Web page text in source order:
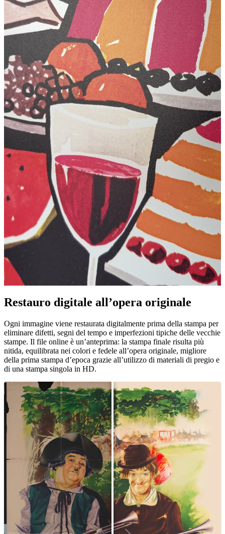
Restauro digitale all’opera originale
Ogni immagine viene restaurata digitalmente prima della stampa per
eliminare difetti, segni del tempo e imperfezioni tipiche delle vecchie
stampe. Il file online è un’anteprima: la stampa finale risulta più
nitida, equilibrata nei colori e fedele all’opera originale, migliore
della prima stampa d’epoca grazie all’utilizzo di materiali di pregio e
di una stampa singola in HD.